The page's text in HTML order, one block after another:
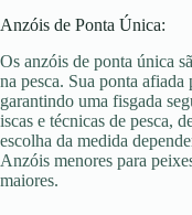
Anzóis de Ponta Única:
Os anzóis de ponta única
na pesca. Sua ponta
garantindo uma fisgada
iscas e técnicas de pesca,
escolha da medida
Anzóis menores para
maiores.